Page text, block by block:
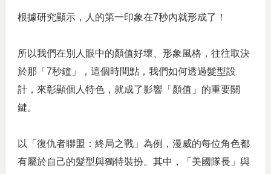
根據研究顯示，人的第一印象在7秒內就形成了！
所以我們在別人眼中的顏值好壞、形象風格，往往取決
於那「7秒鐘」，這個時間點，我們如何透過髮型設
計，來彰顯個人特色，就成了影響「顏值」的重要關
鍵。
以「復仇者聯盟：終局之戰」為例，漫威的每位角色都
有屬於自己的髮型與獨特裝扮。其中，「美國隊長」與